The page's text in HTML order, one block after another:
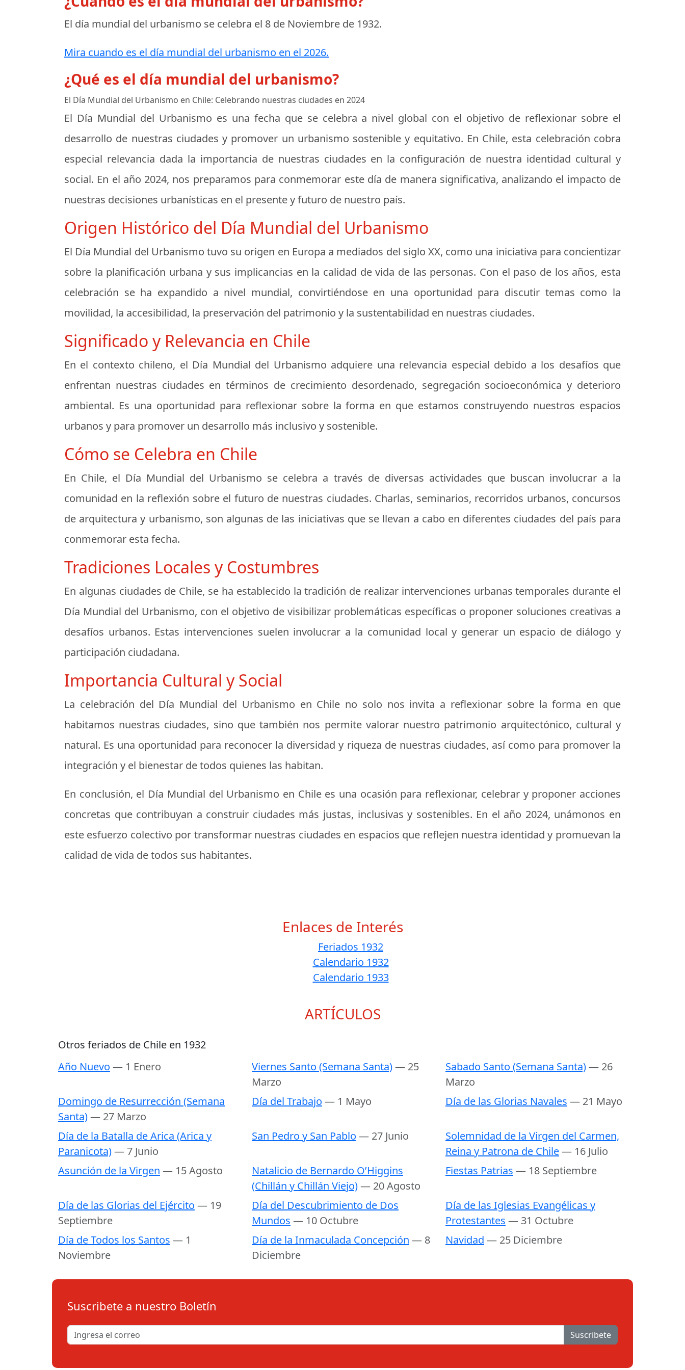
El día mundial del urbanismo se celebra el 8 de Noviembre de 1932.
Mira cuando es el día mundial del urbanismo en el 2026.
¿Qué es el día mundial del urbanismo?
El Día Mundial del Urbanismo en Chile: Celebrando nuestras ciudades en 2024
El Día Mundial del Urbanismo es una fecha que se celebra a nivel global con el objetivo de reflexionar sobre el
desarrollo de nuestras ciudades y promover un urbanismo sostenible y equitativo. En Chile, esta celebración cobra
especial relevancia dada la importancia de nuestras ciudades en la configuración de nuestra identidad cultural y
social. En el año 2024, nos preparamos para conmemorar este día de manera significativa, analizando el impacto de
nuestras decisiones urbanísticas en el presente y futuro de nuestro país.
Origen Histórico del Día Mundial del Urbanismo
El Día Mundial del Urbanismo tuvo su origen en Europa a mediados del siglo XX, como una iniciativa para concientizar
sobre la planificación urbana y sus implicancias en la calidad de vida de las personas. Con el paso de los años, esta
celebración se ha expandido a nivel mundial, convirtiéndose en una oportunidad para discutir temas como la
movilidad, la accesibilidad, la preservación del patrimonio y la sustentabilidad en nuestras ciudades.
Significado y Relevancia en Chile
En el contexto chileno, el Día Mundial del Urbanismo adquiere una relevancia especial debido a los desafíos que
enfrentan nuestras ciudades en términos de crecimiento desordenado, segregación socioeconómica y deterioro
ambiental. Es una oportunidad para reflexionar sobre la forma en que estamos construyendo nuestros espacios
urbanos y para promover un desarrollo más inclusivo y sostenible.
Cómo se Celebra en Chile
En Chile, el Día Mundial del Urbanismo se celebra a través de diversas actividades que buscan involucrar a la
comunidad en la reflexión sobre el futuro de nuestras ciudades. Charlas, seminarios, recorridos urbanos, concursos
de arquitectura y urbanismo, son algunas de las iniciativas que se llevan a cabo en diferentes ciudades del país para
conmemorar esta fecha.
Tradiciones Locales y Costumbres
En algunas ciudades de Chile, se ha establecido la tradición de realizar intervenciones urbanas temporales durante el
Día Mundial del Urbanismo, con el objetivo de visibilizar problemáticas específicas o proponer soluciones creativas a
desafíos urbanos. Estas intervenciones suelen involucrar a la comunidad local y generar un espacio de diálogo y
participación ciudadana.
Importancia Cultural y Social
La celebración del Día Mundial del Urbanismo en Chile no solo nos invita a reflexionar sobre la forma en que
habitamos nuestras ciudades, sino que también nos permite valorar nuestro patrimonio arquitectónico, cultural y
natural. Es una oportunidad para reconocer la diversidad y riqueza de nuestras ciudades, así como para promover la
integración y el bienestar de todos quienes las habitan.
En conclusión, el Día Mundial del Urbanismo en Chile es una ocasión para reflexionar, celebrar y proponer acciones
concretas que contribuyan a construir ciudades más justas, inclusivas y sostenibles. En el año 2024, unámonos en
este esfuerzo colectivo por transformar nuestras ciudades en espacios que reflejen nuestra identidad y promuevan la
calidad de vida de todos sus habitantes.
Enlaces de Interés
Feriados 1932
Calendario 1932
Calendario 1933
ARTÍCULOS
Otros feriados de Chile en 1932
Año Nuevo — 1 Enero Viernes Santo (Semana Santa)— 25
Marzo
Sabado Santo (Semana Santa)— 26
Marzo
Domingo de Resurrección (Semana
Santa)— 27 Marzo
Día del Trabajo — 1 Mayo Día de las Glorias Navales — 21 Mayo
Día de la Batalla de Arica (Arica y
Paranicota)— 7 Junio
San Pedro y San Pablo — 27 Junio
Solemnidad de la Virgen del Carmen,
Reina y Patrona de Chile— 16 Julio
Asunción de la Virgen — 15 Agosto
Natalicio de Bernardo O’Higgins
(Chillán y Chillán Viejo)— 20 Agosto
Fiestas Patrias — 18 Septiembre
Día de las Glorias del Ejército — 19
Septiembre
Día del Descubrimiento de Dos
Mundos — 10 Octubre
Día de las Iglesias Evangélicas y
Protestantes — 31 Octubre
Día de Todos los Santos — 1
Noviembre
Día de la Inmaculada Concepción — 8
Diciembre
Navidad — 25 Diciembre
Suscribete a nuestro Boletín
Suscribete